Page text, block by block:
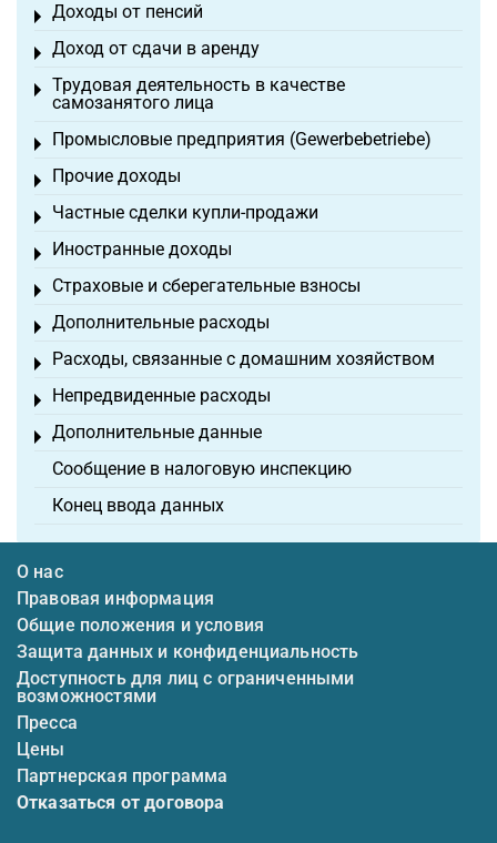
Доходы от пенсий
Toggle menu
Доход от сдачи в аренду
Toggle menu
Трудовая деятельность в качестве
самозанятого лица
Toggle menu
Промысловые предприятия (Gewerbebetriebe)
Toggle menu
Прочие доходы
Toggle menu
Частные сделки купли-продажи
Toggle menu
Иностранные доходы
Toggle menu
Страховые и сберегательные взносы
Toggle menu
Дополнительные расходы
Toggle menu
Расходы, связанные с домашним хозяйством
Toggle menu
Непредвиденные расходы
Toggle menu
Дополнительные данные
Toggle menu
Сообщение в налоговую инспекцию
Конец ввода данных
О нас
Правовая информация
Общие положения и условия
Защита данных и конфиденциальность
Доступность для лиц с ограниченными
возможностями
Пресса
Цены
Партнерская программа
Отказаться от договора